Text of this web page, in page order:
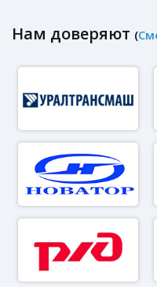
Нам доверяют (